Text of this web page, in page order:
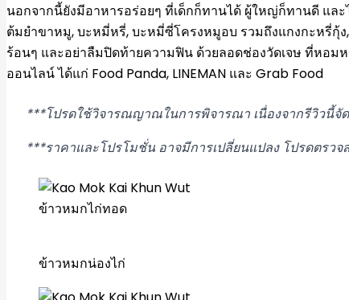
นอกจากนี้ยังมีอาหารอร่อยๆ ที่เด็กก็ทานได้ ผู้ใหญ่ก็ทานดี แล
ต้มยำขาหมู, บะหมี่หรี่, บะหมี่ซี่โครงหมูอบ รวมถึงแกงกะหรี่
ร้อนๆ และอย่าลืมปิดท้ายความฟิน ด้วยลอดช่องวัดเจษ ที่หอม
ออนไลน์ ได้แก่ Food Panda, LINEMAN และ Grab Food
***โปรดใช้วิจารณญาณในการพิจารณา เนื่องจากรีวิวนี้จั
***ราคาและโปรโมชั่น อาจมีการเปลี่ยนแปลง โปรดตรว
ข้าวหมกไก่ทอด
ข้าวหมกน่องไก่